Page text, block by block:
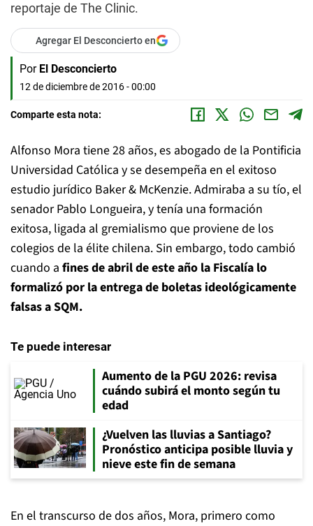
reportaje de The Clinic.
Agregar El Desconcierto en
Por El Desconcierto
12 de diciembre de 2016 - 00:00
Comparte esta nota:
Alfonso Mora tiene 28 años, es abogado de la Pontificia
Universidad Católica y se desempeña en el exitoso
estudio jurídico Baker & McKenzie. Admiraba a su tío, el
senador Pablo Longueira, y tenía una formación
exitosa, ligada al gremialismo que proviene de los
colegios de la élite chilena. Sin embargo, todo cambió
cuando a fines de abril de este año la Fiscalía lo
formalizó por la entrega de boletas ideológicamente
falsas a SQM.
Te puede interesar
Aumento de la PGU 2026: revisa
cuándo subirá el monto según tu
edad
¿Vuelven las lluvias a Santiago?
Pronóstico anticipa posible lluvia y
nieve este fin de semana
En el transcurso de dos años, Mora, primero como